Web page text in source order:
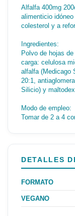
Alfalfa 400mg
alimenticio
colesterol y a
Ingredientes:
Polvo de hojas
carga: celulosa
alfalfa (Medicago
20:1,
Silicio) y
Modo de empleo:
Tomar de 2 a 4
DETALLES
FORMATO
VEGANO